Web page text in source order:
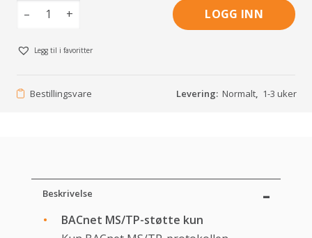
– + LOGG INN
Legg til i favoritter
Bestillingsvare Levering: Normalt, 1-3 uker
Beskrivelse
BACnet MS/TP-støtte kun